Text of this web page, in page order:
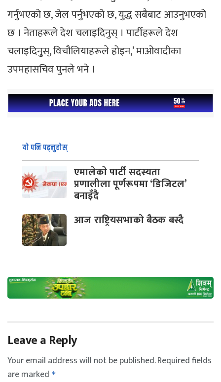
गर्नुभएको छ, जेल पर्नुभएको छ, युद्ध सबैबाट आउनुभएको
छ । नेताहरूले देश चलाइदिनुस् । पार्टीहरूले देश
चलाइदिनु्स्, विचौलियाहरूले होइन,’ माओवादीका
उपमहासचिव पुनले भने ।
यो पनि पढ्नुहोस्
एमालेकाे पार्टी सदस्यता
प्रणालीला पूर्णरूपमा ‘डिजिटल’
बनाइँदै
आज राष्ट्रियसभाको बैठक बस्दै
Leave a Reply
Your email address will not be published.Required fields
are marked *